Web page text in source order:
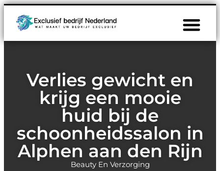
Verlies gewicht en
krijg een mooie
huid bij de
schoonheidssalon in
Alphen aan den Rijn
Beauty En Verzorging